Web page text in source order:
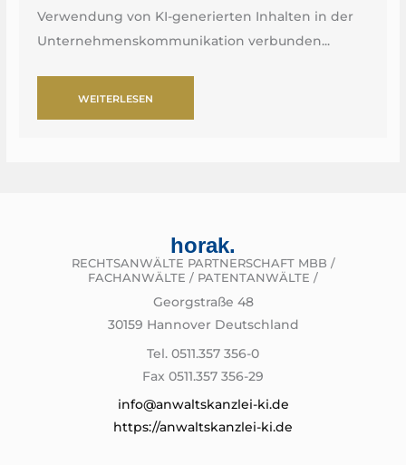
Verwendung von KI-generierten Inhalten in der
Unternehmenskommunikation verbunden...
WEITERLESEN
horak.
RECHTSANWÄLTE PARTNERSCHAFT MBB /
FACHANWÄLTE / PATENTANWÄLTE /
Georgstraße 48
30159 Hannover Deutschland
Tel. 0511.357 356-0
Fax 0511.357 356-29
info@anwaltskanzlei-ki.de
https://anwaltskanzlei-ki.de